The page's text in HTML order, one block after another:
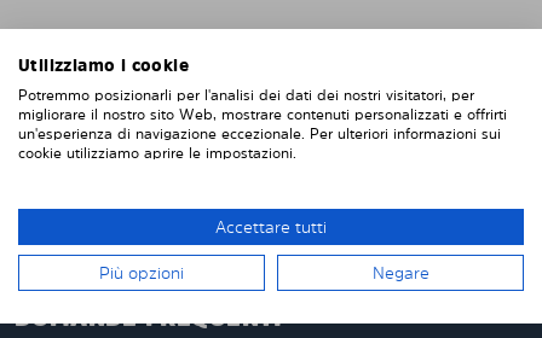
Niente acqua, niente colla, niente bolle, niente
graffi
Più facile e più intelligente della pellicola solare
Oltre 500.000 clienti soddisfatti in Europa
quando necessario
DOMANDE FREQUENTI
Utilizziamo i cookie
Potremmo posizionarli per l'analisi dei dati dei nostri visitatori, per
migliorare il nostro sito Web, mostrare contenuti personalizzati e offrirti
un'esperienza di navigazione eccezionale. Per ulteriori informazioni sui
cookie utilizziamo aprire le impostazioni.
Accettare tutti
Più opzioni Negare